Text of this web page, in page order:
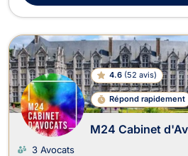
4.6 (52 avis)
Répond rapidement
M24 Cabinet
3 Avocats